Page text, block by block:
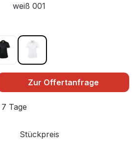
weiß 001
schwarz 005weiß 001
Zur Offertanfrage
Tage
Stückpreis